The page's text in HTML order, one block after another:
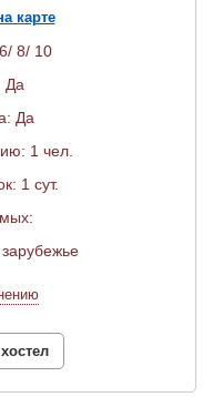
карте
8/ 10
Да
Да
1 чел.
1 сут.